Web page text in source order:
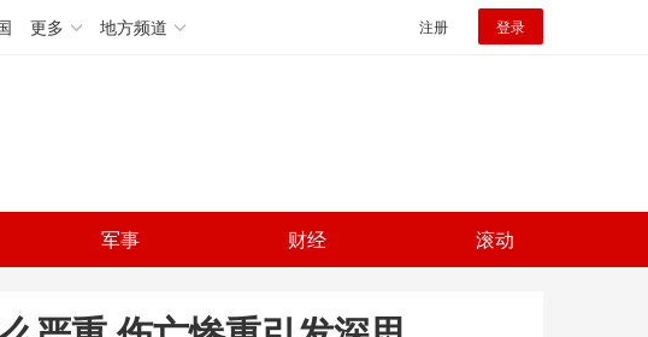
更多 地方频道 注册 登录
军事 财经 滚动